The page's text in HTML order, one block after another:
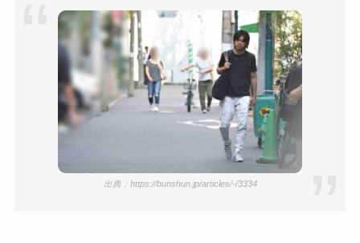
今も生きてる？息子は俳優で
誰かも調査！
高木豊の妻は宮内千早！再婚
の馴れ初めに元嫁との結婚や
離婚もまとめた！
出典：https://bunshun.jp/articles/-/3334